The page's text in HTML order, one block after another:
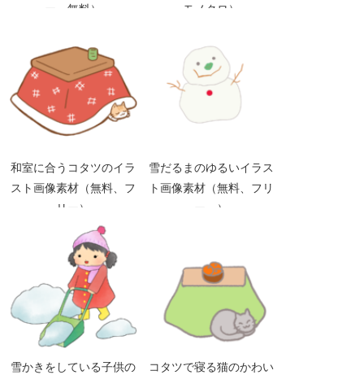
ー、無料）
モノクロ）
和室に合うコタツのイラ
スト画像素材（無料、フ
リー）
雪だるまのゆるいイラス
ト画像素材（無料、フリ
ー、）
雪かきをしている子供の コタツで寝る猫のかわい